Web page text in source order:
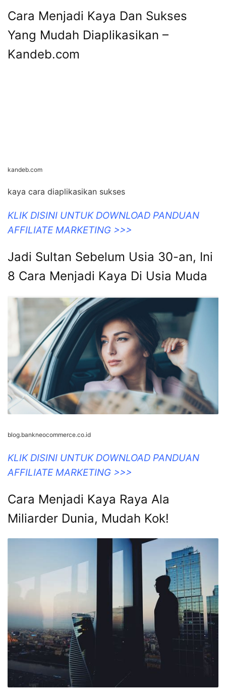
Cara Menjadi Kaya Dan Sukses
Yang Mudah Diaplikasikan –
Kandeb.com
kandeb.com
kaya cara diaplikasikan sukses
KLIK DISINI UNTUK DOWNLOAD PANDUAN
AFFILIATE MARKETING >>>
Jadi Sultan Sebelum Usia 30-an, Ini
8 Cara Menjadi Kaya Di Usia Muda
blog.bankneocommerce.co.id
KLIK DISINI UNTUK DOWNLOAD PANDUAN
AFFILIATE MARKETING >>>
Cara Menjadi Kaya Raya Ala
Miliarder Dunia, Mudah Kok!